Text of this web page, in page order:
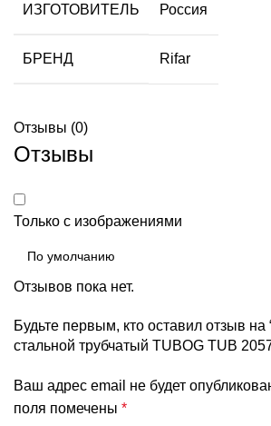
ИЗГОТОВИТЕЛЬ Россия
БРЕНД Rifar
Отзывы (0)
Отзывы
Только с изображениями
Отзывов пока нет.
Будьте первым, кто оставил отзыв на
стальной трубчатый TUBOG TUB
Ваш адрес email не будет
поля помечены *